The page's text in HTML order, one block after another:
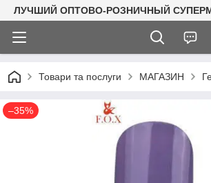
ЛУЧШИЙ ОПТОВО-РОЗНИЧНЫЙ
Товари та послуги МАГАЗИН
–35%